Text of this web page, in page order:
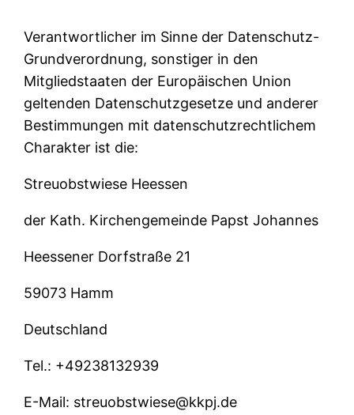
Verantwortlicher im Sinne der Datenschutz-
Grundverordnung, sonstiger in den
Mitgliedstaaten der Europäischen Union
geltenden Datenschutzgesetze und anderer
Bestimmungen mit datenschutzrechtlichem
Charakter ist die:
Streuobstwiese Heessen
der Kath. Kirchengemeinde Papst Johannes
Heessener Dorfstraße 21
59073 Hamm
Deutschland
Tel.: +49238132939
E-Mail: streuobstwiese@kkpj.de